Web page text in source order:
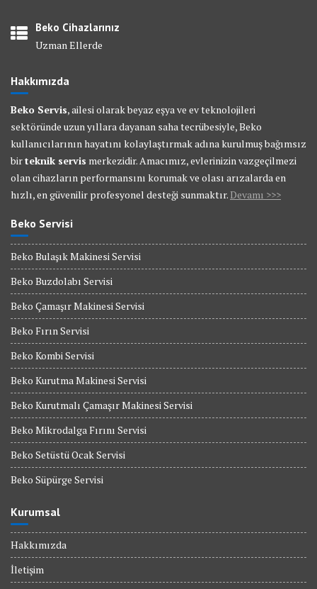
Beko Cihazlarınız
Uzman Ellerde
Hakkımızda
Beko Servis, ailesi olarak beyaz eşya ve ev teknolojileri
sektöründe uzun yıllara dayanan saha tecrübesiyle, Beko
kullanıcılarının hayatını kolaylaştırmak adına kurulmuş bağımsız
birteknik servis merkezidir. Amacımız, evlerinizin vazgeçilmezi
olan cihazların performansını korumak ve olası arızalarda en
hızlı, en güvenilir profesyonel desteği sunmaktır. Devamı >>>
Beko Servisi
Beko Bulaşık Makinesi Servisi
Beko Buzdolabı Servisi
Beko Çamaşır Makinesi Servisi
Beko Fırın Servisi
Beko Kombi Servisi
Beko Kurutma Makinesi Servisi
Beko Kurutmalı Çamaşır Makinesi Servisi
Beko Mikrodalga Fırını Servisi
Beko Setüstü Ocak Servisi
Beko Süpürge Servisi
Kurumsal
Hakkımızda
İletişim